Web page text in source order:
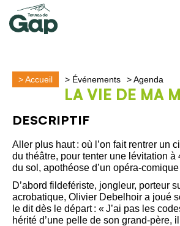
>Accueil > Événements >Agenda
LA VIE DE MA
DESCRIPTIF
Aller plus haut : où l’on fait rentrer un
du théâtre, pour tenter une lévitation à
du sol, apothéose d’un opéra-
D’abord fildefériste, jongleur, porteur
acrobatique, Olivier Debelhoir a joué
le dit dès le départ : « J’ai pas les
hérité d’une pelle de son grand‑père,